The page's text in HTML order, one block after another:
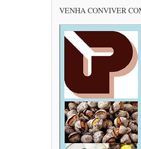
VENHA CONVIVER